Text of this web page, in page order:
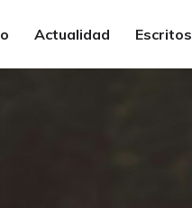
Actualidad Escritos